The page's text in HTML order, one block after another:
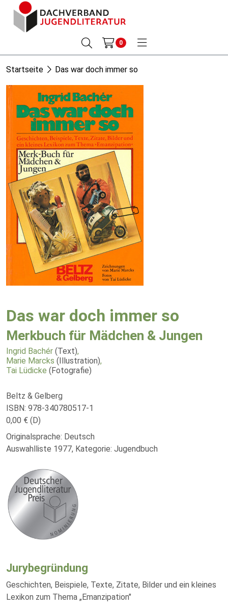
0
Startseite Das war doch immer so
Das war doch immer so
Merkbuch für Mädchen & Jungen
Ingrid Bachér (Text),
Marie Marcks (Illustration),
Tai Lüdicke (Fotografie)
Beltz & Gelberg
ISBN: 978-340780517-1
0,00 € (D)
Originalsprache: Deutsch
Auswahlliste 1977, Kategorie: Jugendbuch
Jurybegründung
Geschichten, Beispiele, Texte, Zitate, Bilder und ein kleines
Lexikon zum Thema „Emanzipation"